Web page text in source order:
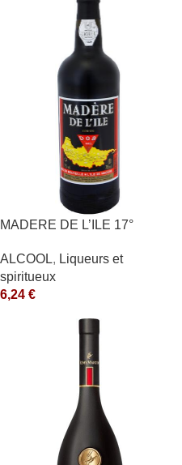
MADERE DE L’ILE 17°
ALCOOL, Liqueurs et
spiritueux
6,24 €